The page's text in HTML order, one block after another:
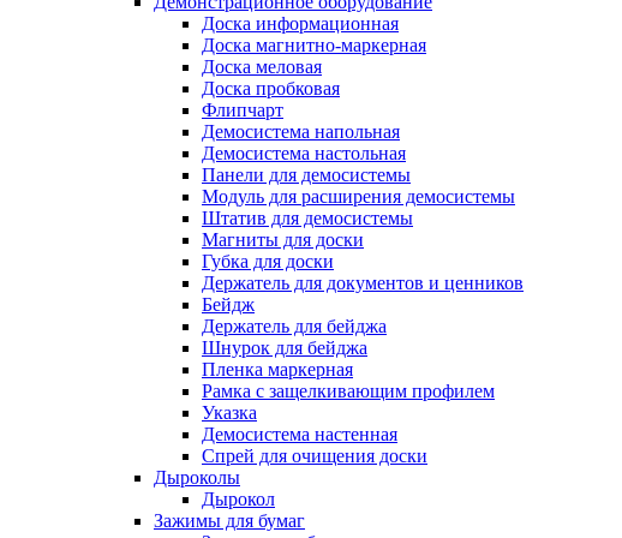
Доска информационная
Доска магнитно-маркерная
Доска меловая
Доска пробковая
Флипчарт
Демосистема напольная
Демосистема настольная
Панели для демосистемы
Модуль для расширения демосистемы
Штатив для демосистемы
Магниты для доски
Губка для доски
Держатель для документов и ценников
Бейдж
Держатель для бейджа
Шнурок для бейджа
Пленка маркерная
Рамка с защелкивающим профилем
Указка
Демосистема настенная
Спрей для очищения доски
Дыроколы
Дырокол
Зажимы для бумаг